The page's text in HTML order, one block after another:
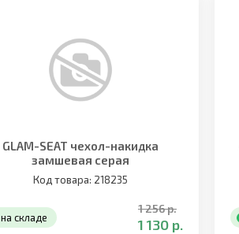
GLAM-SEAT чехол-накидка
замшевая серая
Код товара: 218235
на складе
1 256 р.
1 130 р.